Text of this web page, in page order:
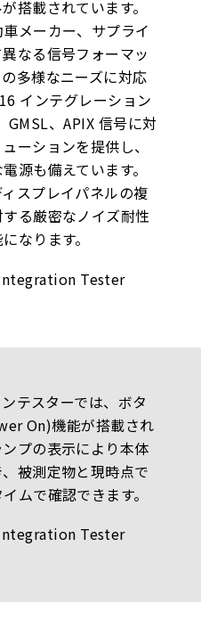
搭載されています。
メーカー、サプライ
なる信号フォーマッ
多様なニーズに対応
インテグレーション
、APIX 信号に対
ーションを提供し、
源も備えています。
スプレイパネルの複
る厳密なノイズ耐性
なります。
テスターでは、ボタ
On)機能が搭載され
プの表示により本体
被測定物と現時点で
ムで確認できます。